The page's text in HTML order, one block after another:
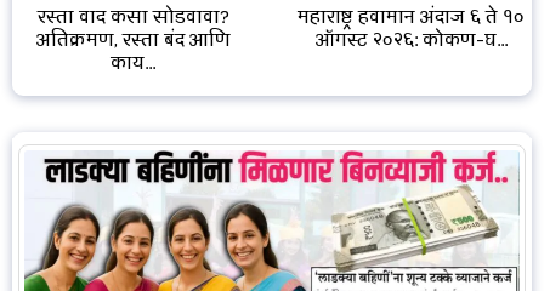
रस्ता वाद कसा सोडवावा?
अतिक्रमण, रस्ता बंद आणि
काय...
महाराष्ट्र हवामान अंदाज ६ ते १०
ऑगस्ट २०२६: कोकण-घ...